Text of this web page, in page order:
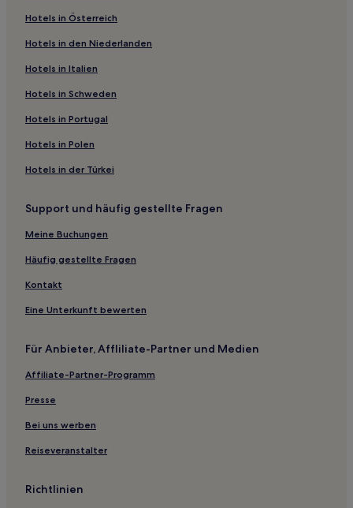
Hotels in Österreich
Hotels in den Niederlanden
Hotels in Italien
Hotels in Schweden
Hotels in Portugal
Hotels in Polen
Hotels in der Türkei
Support und häufig gestellte Fragen
Meine Buchungen
Häufig gestellte Fragen
Kontakt
Eine Unterkunft bewerten
Für Anbieter, Affliliate-Partner und Medien
Affiliate-Partner-Programm
Presse
Bei uns werben
Reiseveranstalter
Richtlinien